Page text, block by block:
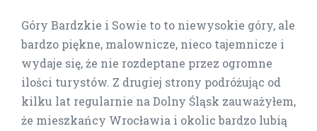
Góry Bardzkie i Sowie to to niewysokie góry, ale
bardzo piękne, malownicze, nieco tajemnicze i
wydaje się, że nie rozdeptane przez ogromne
ilości turystów. Z drugiej strony podróżując od
kilku lat regularnie na Dolny Śląsk zauważyłem,
że mieszkańcy Wrocławia i okolic bardzo lubią